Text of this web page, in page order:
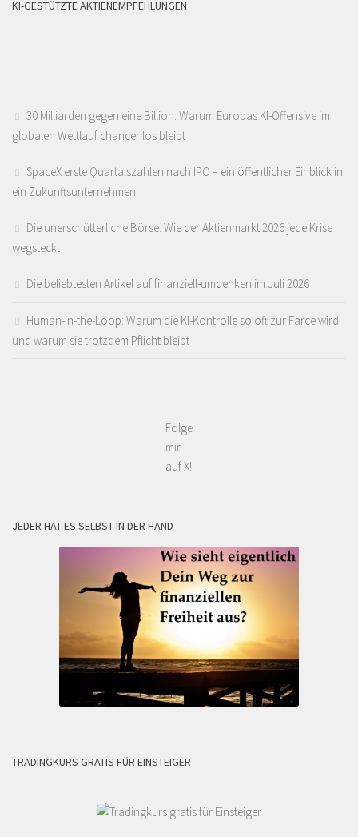
KI-GESTÜTZTE AKTIENEMPFEHLUNGEN
30 Milliarden gegen eine Billion: Warum Europas KI-Offensive im
globalen Wettlauf chancenlos bleibt
SpaceX erste Quartalszahlen nach IPO – ein öffentlicher Einblick in
ein Zukunftsunternehmen
Die unerschütterliche Börse: Wie der Aktienmarkt 2026 jede Krise
wegsteckt
Die beliebtesten Artikel auf finanziell-umdenken im Juli 2026
Human-in-the-Loop: Warum die KI-Kontrolle so oft zur Farce wird
und warum sie trotzdem Pflicht bleibt
Folge
mir
auf X!
JEDER HAT ES SELBST IN DER HAND
TRADINGKURS GRATIS FÜR EINSTEIGER